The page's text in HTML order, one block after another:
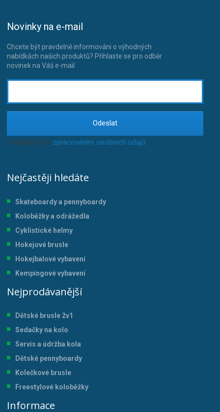
Novinky na e-mail
Chcete být pravdelně informováni o výhodných
nabídkách našich produktů? Přihlaste se pro odběr
novinek na Váš e-mail
Odeslat
Souhlasím se zpracováním osobních údajů.
Nejčastěji hledáte
Skateboardy a pennyboardy
Koloběžky a odrážedla
Cyklistické helmy
Hokejové brusle
Hokejbalové vybavení
Kempingové vybavení
Nejprodávanější
Dětské brusle 2v1
Sedačky na kolo
Servis a údržba kola
Dětské pennyboardy
Kolečkové brusle
Freestylové koloběžky
Informace